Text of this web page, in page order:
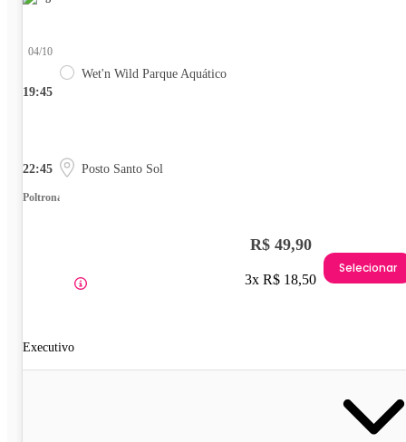
19:45
04/10
Wet'n Wild Parque Aquático
22:45 Posto Santo Sol
Poltrona
Executivo
R$ 49,90
3x R$ 18,50
Selecionar